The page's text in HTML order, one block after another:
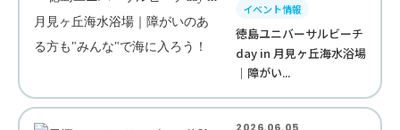
イベント情報
徳島ユニバーサルビーチ
day in 月見ヶ丘海水浴場
｜障がい...